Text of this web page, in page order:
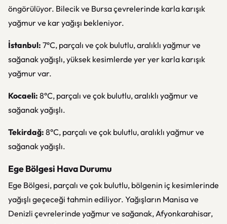
öngörülüyor. Bilecik ve Bursa çevrelerinde karla karışık
yağmur ve kar yağışı bekleniyor.
İstanbul: 7°C, parçalı ve çok bulutlu, aralıklı yağmur ve
sağanak yağışlı, yüksek kesimlerde yer yer karla karışık
yağmur var.
Kocaeli: 8°C, parçalı ve çok bulutlu, aralıklı yağmur ve
sağanak yağışlı.
Tekirdağ: 8°C, parçalı ve çok bulutlu, aralıklı yağmur ve
sağanak yağışlı.
Ege Bölgesi Hava Durumu
Ege Bölgesi, parçalı ve çok bulutlu, bölgenin iç kesimlerinde
yağışlı geçeceği tahmin ediliyor. Yağışların Manisa ve
Denizli çevrelerinde yağmur ve sağanak, Afyonkarahisar,